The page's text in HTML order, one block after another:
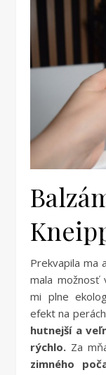
Prekvapila ma
mala možnosť
mi plne
efekt na
hutnejší a
rýchlo. Za
zimného